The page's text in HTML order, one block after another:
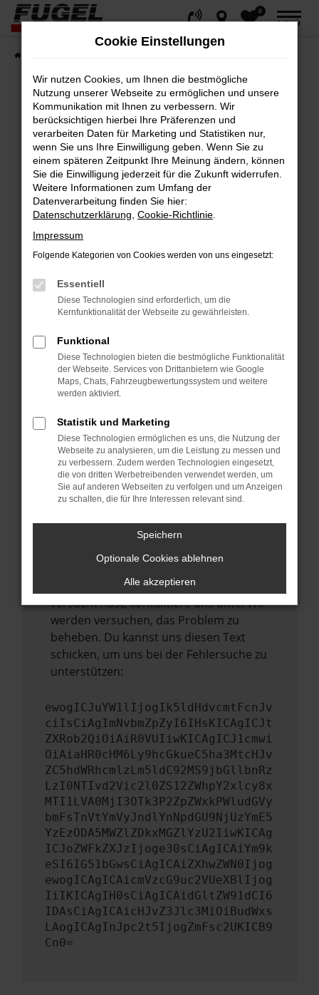
Zum
Hauptinhalt
springen
0
MENÜ
Fehler: Network Error
Beim Laden ist ein Fehler aufgetreten.
Hier sind ein paar Tipps, die dir helfen können:
Überprüfe deine Firewall und deine
Internetverbindung.
Laden andere Webseiten, zum Beispiel
deine Suchmaschine?
Prüfe deine Browsererweiterungen.
Manche Erweiterungen, wie Werbeblocker,
können das Laden bestimmter Seiten
anderen Browser oder in einem privaten
Fenster?
Starte dein Gerät neu.
vorübergehende Probleme zu beheben.
Stelle sicher, dass dein Browser und dein
Betriebssystem auf dem neuesten Stand
sind.
Veraltete Software birgt nicht nur ein
führen, dass bestimmte Funktionen nicht
Wende dich an den Webseitenbetreiber.
Wenn du alle oben genannten Schritte
versucht hast, kontaktiere uns bitte. Wir
werden versuchen, das Problem zu
beheben. Du kannst uns diesen Text
schicken, um uns bei der Fehlersuche zu
unterstützen:
ewogICJuYW1lIjogIk5ldHdvcmtFcnJv
ciIsCiAgImNvbmZpZyI6IHsKICAgICJt
ZXRob2QiOiAiR0VUIiwKICAgICJ1cmwi
OiAiaHR0cHM6Ly9hcGkueC5ha3MtcHJv
ZC5hdWRhcmlzLm5ldC92MS9jbGllbnRz
LzI0NTIvd2Vic2l0ZS12ZWhpY2xlcy8x
MTI1LVA0MjI3OTk3P2ZpZWxkPWludGVy
bmFsTnVtYmVyJndlYnNpdGU9NjUzYmE5
YzEzODA5MWZlZDkxMGZlYzU2IiwKICAg
ICJoZWFkZXJzIjoge30sCiAgICAiYm9k
eSI6IG51bGwsCiAgICAiZXhwZWN0Ijog
ewogICAgICAicmVzcG9uc2VUeXBlIjog
IiIKICAgIH0sCiAgICAidGltZW91dCI6
IDAsCiAgICAicHJvZ3Jlc3MiOiBudWxs
LAogICAgInJpc2t5IjogZmFsc2UKICB9
Cn0=
Cookie Einstellungen
Wir nutzen Cookies, um Ihnen die bestmögliche
Nutzung unserer Webseite zu ermöglichen und unsere
Kommunikation mit Ihnen zu verbessern. Wir
berücksichtigen hierbei Ihre Präferenzen und
verarbeiten Daten für Marketing und Statistiken nur,
wenn Sie uns Ihre Einwilligung geben. Wenn Sie zu
einem späteren Zeitpunkt Ihre Meinung ändern, können
Sie die Einwilligung jederzeit für die Zukunft widerrufen.
Weitere Informationen zum Umfang der
Datenverarbeitung finden Sie hier:
Datenschutzerklärung Cookie-Richtlinie
Impressum
Folgende Kategorien von Cookies werden von uns eingesetzt:
Essentiell
Diese Technologien sind erforderlich, um die
Kernfunktionalität der Webseite zu gewährleisten.
Funktional
Diese Technologien bieten die bestmögliche Funktionalität
der Webseite. Services von Drittanbietern wie Google
Maps, Chats, Fahrzeugbewertungssystem und weitere
werden aktiviert.
Statistik und Marketing
Diese Technologien ermöglichen es uns, die Nutzung der
Webseite zu analysieren, um die Leistung zu messen und
zu verbessern. Zudem werden Technologien eingesetzt,
die von dritten Werbetreibenden verwendet werden, um
Sie auf anderen Webseiten zu verfolgen und um Anzeigen
zu schalten, die für Ihre Interessen relevant sind.
Speichern
Optionale Cookies ablehnen
Alle akzeptieren